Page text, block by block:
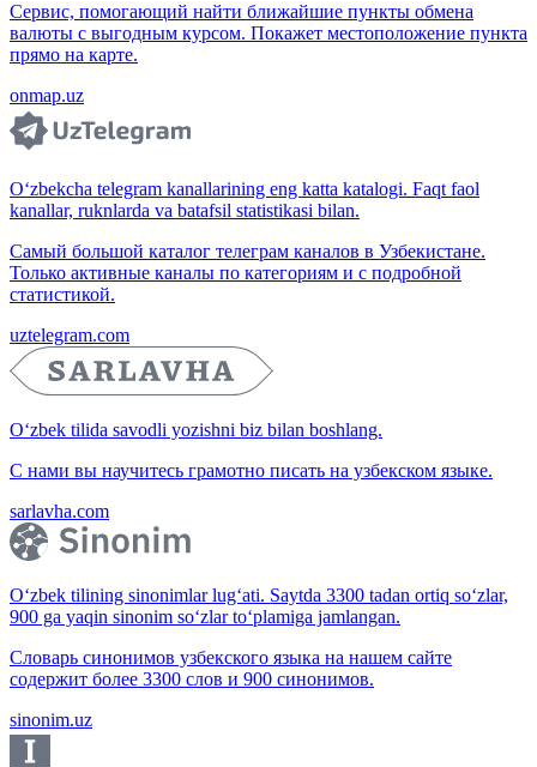
Сервис, помогающий найти ближайшие пункты обмена
валюты с выгодным курсом. Покажет местоположение пункта
прямо на карте.
onmap.uz
O‘zbekcha telegram kanallarining eng katta katalogi. Faqt faol
kanallar, ruknlarda va batafsil statistikasi bilan.
Самый большой каталог телеграм каналов в Узбекистане.
Только активные каналы по категориям и с подробной
статистикой.
uztelegram.com
O‘zbek tilida savodli yozishni biz bilan boshlang.
С нами вы научитесь грамотно писать на узбекском языке.
sarlavha.com
O‘zbek tilining sinonimlar lug‘ati. Saytda 3300 tadan ortiq so‘zlar,
900 ga yaqin sinonim so‘zlar to‘plamiga jamlangan.
Словарь синонимов узбекского языка на нашем сайте
содержит более 3300 слов и 900 синонимов.
sinonim.uz